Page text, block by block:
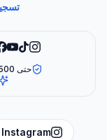
تسجيل —
حتى 500 تعليق و25 سحب يوميًا مع حساب مجاني
Instagram